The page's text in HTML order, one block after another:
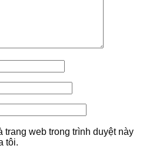
trang web trong trình duyệt này
tôi.